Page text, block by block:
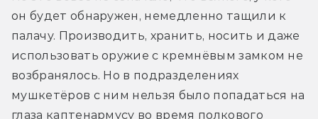
он будет обнаружен, немедленно тащили к
палачу. Производить, хранить, носить и даже
использовать оружие с кремнёвым замком не
возбранялось. Но в подразделениях
мушкетёров с ним нельзя было попадаться на
глаза каптенармусу во время полкового